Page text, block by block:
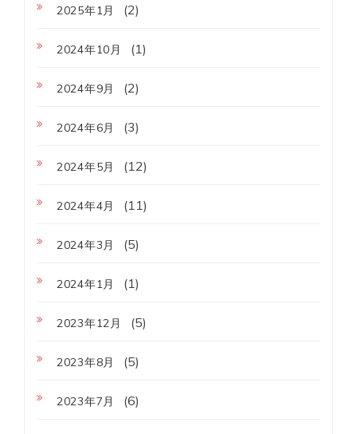
2025年1月 (2)
2024年10月 (1)
2024年9月 (2)
2024年6月 (3)
2024年5月 (12)
2024年4月 (11)
2024年3月 (5)
2024年1月 (1)
2023年12月 (5)
2023年8月 (5)
2023年7月 (6)